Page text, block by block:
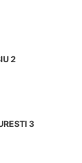
2
3